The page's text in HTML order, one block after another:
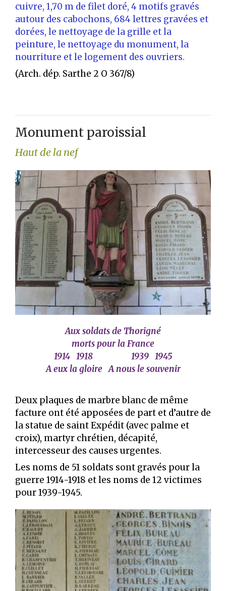
cuivre, 1,70 m de filet doré, 4 motifs gravés
autour des cabochons, 684 lettres gravées et
dorées, le nettoyage de la grille et la
peinture, le nettoyage du monument, la
nourriture et le logement des ouvriers.
(Arch. dép. Sarthe 2 O 367/8)
Monument paroissial
Haut de la nef
Aux soldats de Thorigné
morts pour la France
1914 1918 1939 1945
A eux la gloire A nous le souvenir
Deux plaques de marbre blanc de même
facture ont été apposées de part et d’autre de
la statue de saint Expédit (avec palme et
croix), martyr chrétien, décapité,
intercesseur des causes urgentes.
Les noms de 51 soldats sont gravés pour la
guerre 1914-1918 et les noms de 12 victimes
pour 1939-1945.